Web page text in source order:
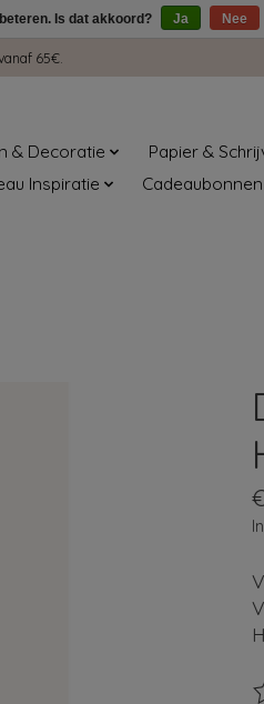
65€.
& Decoratie Papier &
Inspiratie Cadeaubonnen
Is dat akkoord? Ja Nee